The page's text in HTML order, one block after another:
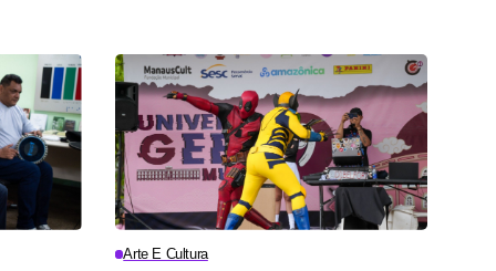
Arte E Cultura